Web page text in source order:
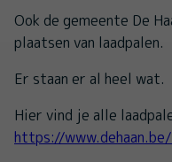
Ook de gemeente De
plaatsen van laadpalen.
Er staan er al heel wat.
Hier vind je alle
https://